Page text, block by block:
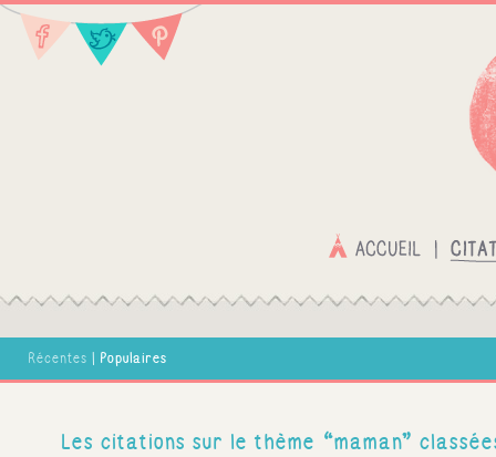
Récentes | Populaires
Les citations sur le thème “maman”